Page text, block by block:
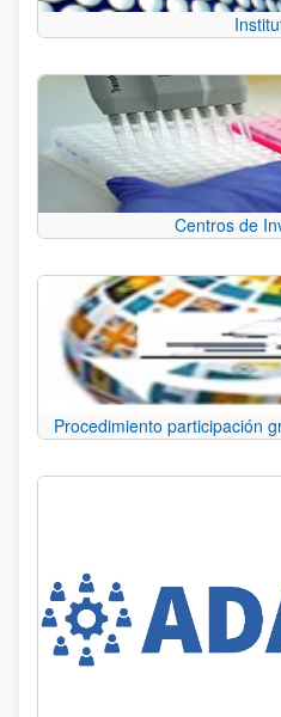
Centros de
Procedimiento participación